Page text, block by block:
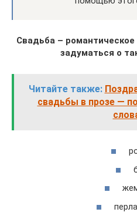
Свадьба –
задуматься о
Читайте также:
свадьбы в прозе —